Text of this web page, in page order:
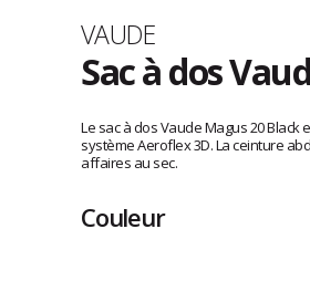
Marque
VAUDE
Sac à dos
avis
clients
Le sac à dos Vaude Magus 20
système Aeroflex 3D. La ceinture
affaires au sec.
Couleur